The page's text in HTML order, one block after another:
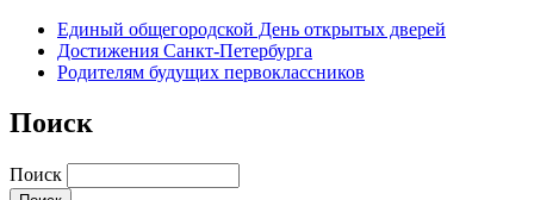
Единый общегородской День открытых дверей
Достижения Санкт-Петербурга
Родителям будущих первоклассников
Поиск
Поиск